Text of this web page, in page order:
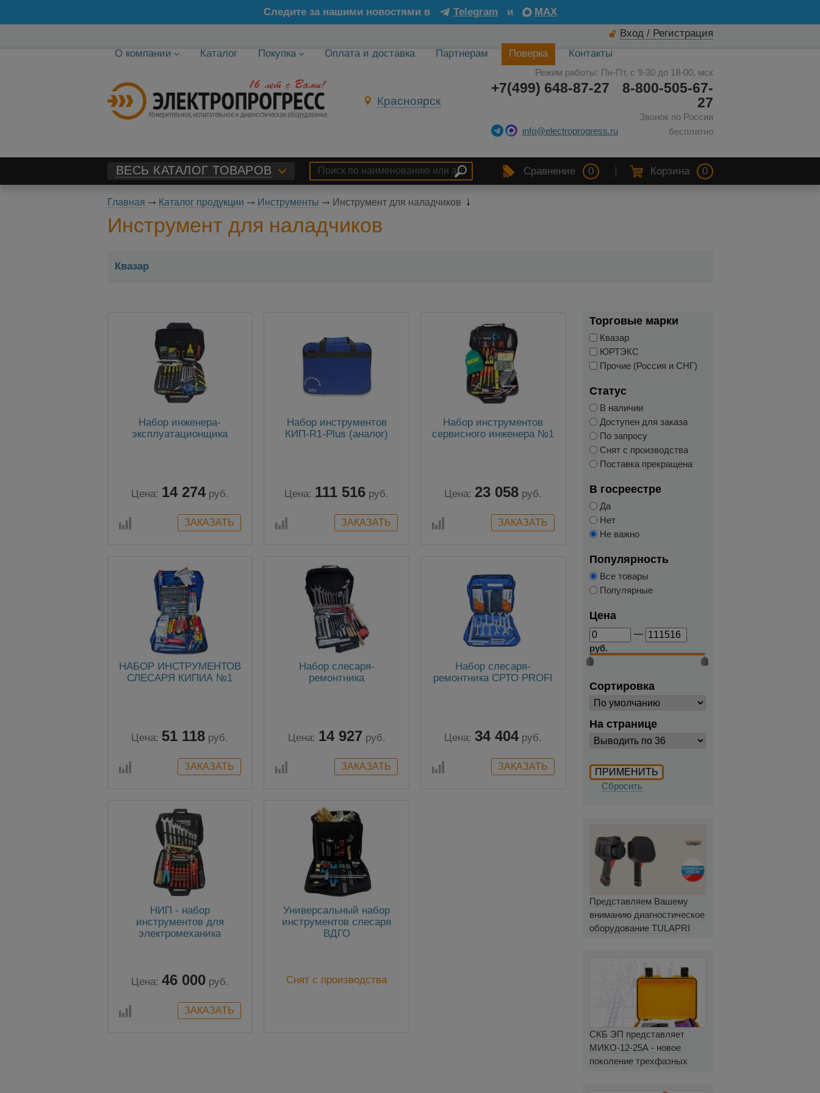
Следите за нашими новостями в Telegram и
MAX
Вход / Регистрация
О компании
Каталог Покупка Оплата и доставка Партнерам Поверка Контакты
Красноярск
Режим работы: Пн-Пт, с 9-30 до 18-00, мск
8-800-505-67-
27
Звонок по России
бесплатно
+7(499) 648-87-27
info@electroprogress.ru
ВЕСЬ КАТАЛОГ ТОВАРОВ Сравнение 0 Корзина 0
Главная Каталог продукции Инструменты Инструмент для наладчиков
Инструмент для наладчиков
Квазар
Набор инженера-
эксплуатационщика
Цена: 14 274 руб.
Набор инструментов
КИП-R1-Plus (аналог)
Цена: 111 516 руб.
Набор инструментов
сервисного инженера №1
Цена: 23 058 руб.
НАБОР ИНСТРУМЕНТОВ
СЛЕСАРЯ КИПИА №1
Цена: 51 118 руб.
Набор слесаря-
ремонтника
Цена: 14 927 руб.
Набор слесаря-
ремонтника СРТО PROFI
Цена: 34 404 руб.
НИП - набор
инструментов для
электромеханика
Цена: 46 000 руб.
Универсальный набор
инструментов слесаря
ВДГО
Снят с производства
Торговые марки
Квазар
ЮРТЭКС
Прочие (Россия и СНГ)
Статус
В наличии
Доступен для заказа
По запросу
Снят с производства
Поставка прекращена
В госреестре
Да
Нет
Не важно
Популярность
Все товары
Популярные
Цена
—
руб.
Сортировка
На странице
Сбросить
Представляем Вашему
вниманию диагностическое
оборудование TULAPRI
СКБ ЭП представляет
МИКО-12-25А - новое
поколение трехфазных